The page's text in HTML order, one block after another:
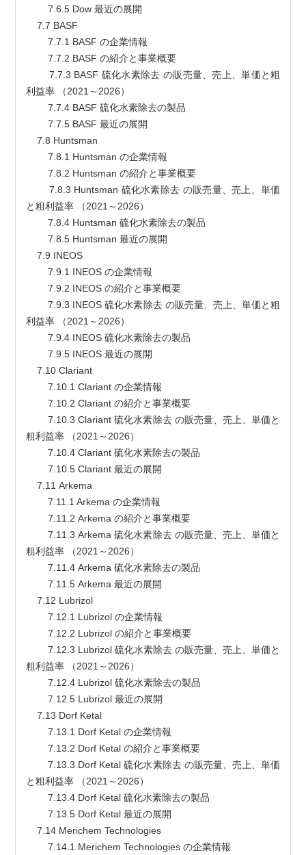
        7.6.5 Dow 最近の展開
    7.7 BASF
        7.7.1 BASF の企業情報
        7.7.2 BASF の紹介と事業概要
        7.7.3 BASF 硫化水素除去 の販売量、売上、単価と粗
利益率 （2021～2026）
        7.7.4 BASF 硫化水素除去の製品
        7.7.5 BASF 最近の展開
    7.8 Huntsman
        7.8.1 Huntsman の企業情報
        7.8.2 Huntsman の紹介と事業概要
        7.8.3 Huntsman 硫化水素除去 の販売量、売上、単価
と粗利益率 （2021～2026）
        7.8.4 Huntsman 硫化水素除去の製品
        7.8.5 Huntsman 最近の展開
    7.9 INEOS
        7.9.1 INEOS の企業情報
        7.9.2 INEOS の紹介と事業概要
        7.9.3 INEOS 硫化水素除去 の販売量、売上、単価と粗
利益率 （2021～2026）
        7.9.4 INEOS 硫化水素除去の製品
        7.9.5 INEOS 最近の展開
    7.10 Clariant
        7.10.1 Clariant の企業情報
        7.10.2 Clariant の紹介と事業概要
        7.10.3 Clariant 硫化水素除去 の販売量、売上、単価と
粗利益率 （2021～2026）
        7.10.4 Clariant 硫化水素除去の製品
        7.10.5 Clariant 最近の展開
    7.11 Arkema
        7.11.1 Arkema の企業情報
        7.11.2 Arkema の紹介と事業概要
        7.11.3 Arkema 硫化水素除去 の販売量、売上、単価と
粗利益率 （2021～2026）
        7.11.4 Arkema 硫化水素除去の製品
        7.11.5 Arkema 最近の展開
    7.12 Lubrizol
        7.12.1 Lubrizol の企業情報
        7.12.2 Lubrizol の紹介と事業概要
粗利益率 （2021～2026）
        7.12.4 Lubrizol 硫化水素除去の製品
        7.12.5 Lubrizol 最近の展開
    7.13 Dorf Ketal
        7.13.1 Dorf Ketal の企業情報
        7.13.2 Dorf Ketal の紹介と事業概要
        7.13.3 Dorf Ketal 硫化水素除去 の販売量、売上、単価
と粗利益率 （2021～2026）
        7.13.4 Dorf Ketal 硫化水素除去の製品
        7.13.5 Dorf Ketal 最近の展開
    7.14 Merichem Technologies
        7.14.1 Merichem Technologies の企業情報